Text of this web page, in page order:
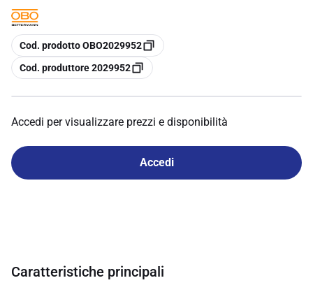
copia
Cod. prodotto OBO2029952
copia
Cod. produttore 2029952
Accedi per visualizzare prezzi e disponibilità
Accedi
Caratteristiche principali